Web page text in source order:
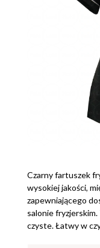
Czarny fartuszek
wysokiej jakości,
zapewniającego
salonie
czyste. Łatwy w